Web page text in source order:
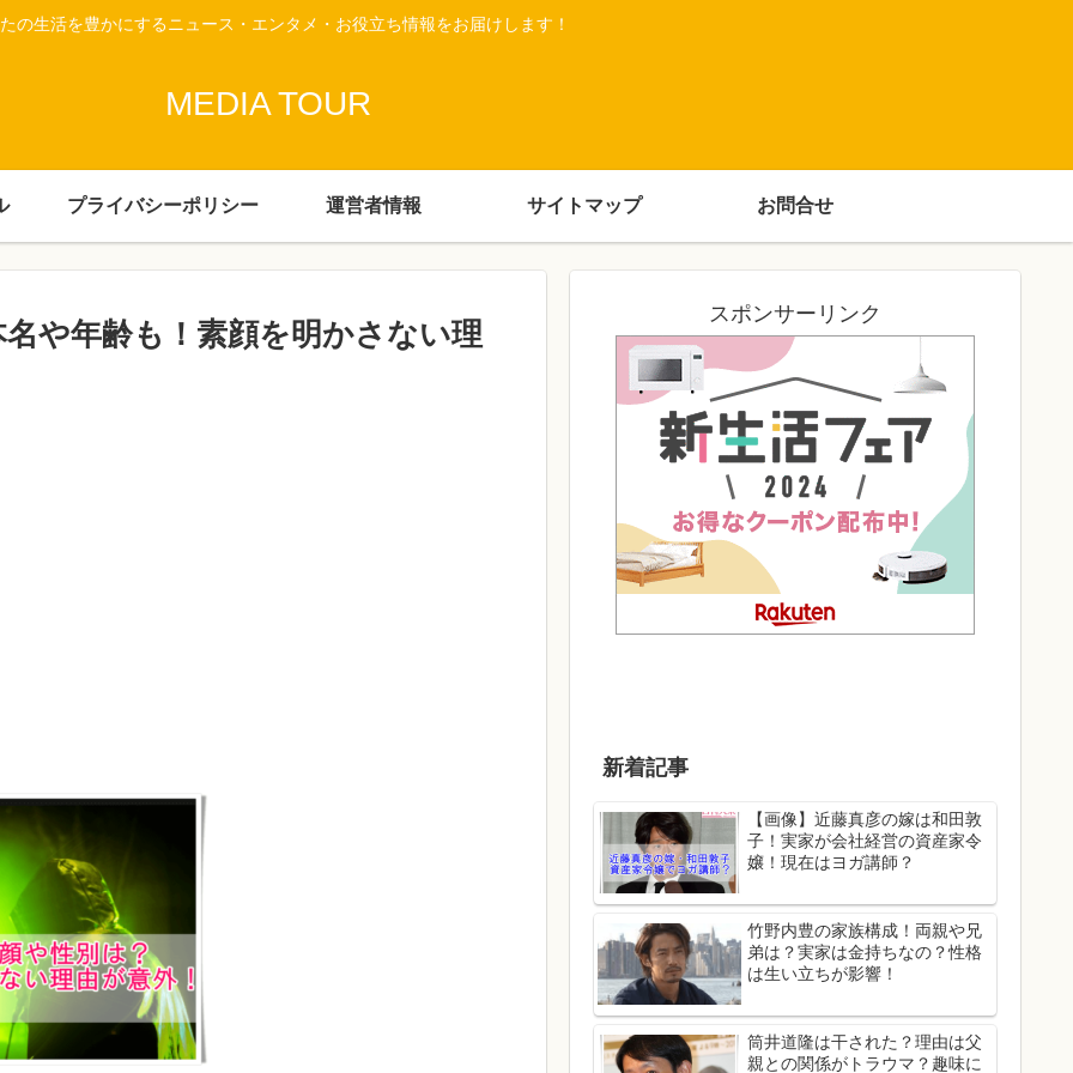
の生活を豊かにするニュース・エンタメ・お役立ち情報をお届けします！
MEDIA TOUR
プライバシーポリシー 運営者情報 サイトマップ お問合せ
や年齢も！素顔を明かさない理
スポンサーリンク
新着記事
【画像】近藤真彦の嫁は和田敦
子！実家が会社経営の資産家令
嬢！現在はヨガ講師？
竹野内豊の家族構成！両親や兄
弟は？実家は金持ちなの？性格
は生い立ちが影響！
筒井道隆は干された？理由は父
親との関係がトラウマ？趣味に